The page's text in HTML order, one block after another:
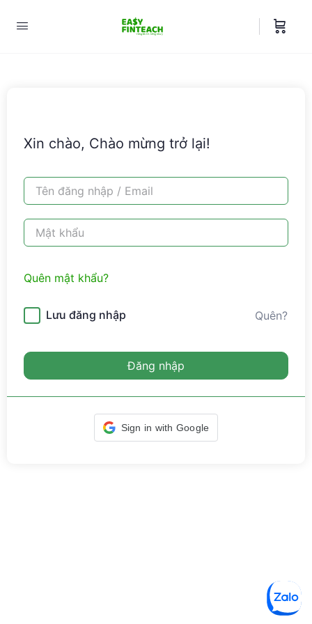
Xin chào, Chào mừng trở lại!
Quên mật khẩu?
Lưu đăng nhập Quên?
Đăng nhập
Sign in with Google